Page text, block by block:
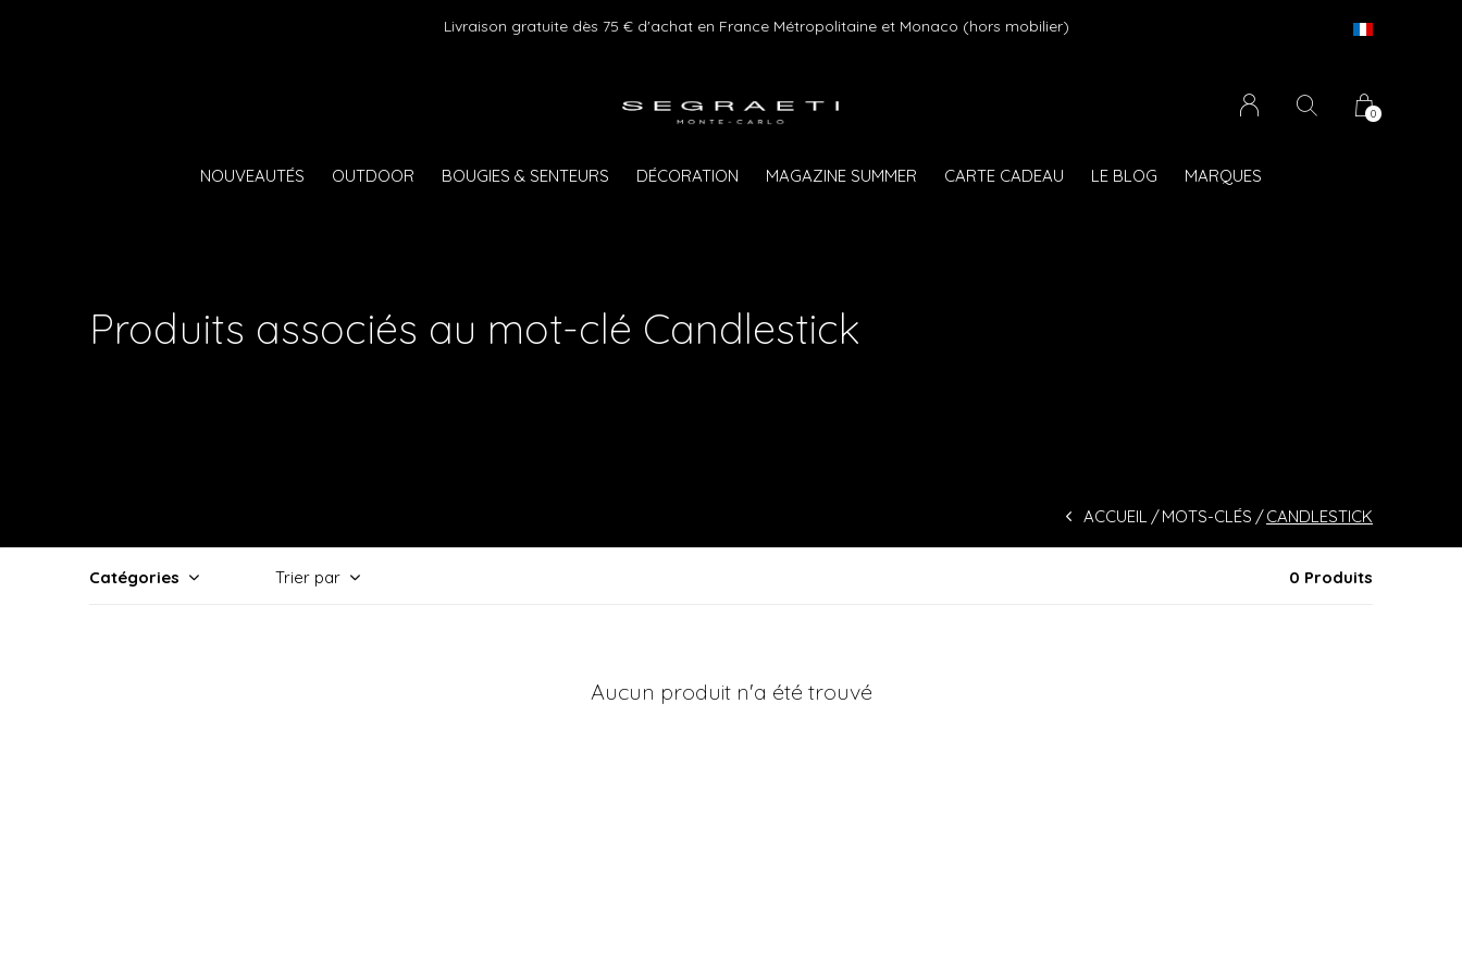
NOUVEAUTÉS OUTDOOR BOUGIES & SENTEURS DÉCORATION MAGAZINE SUMMER CARTE CADEAU LE BLOG MARQUES
0
Livraison gratuite dès 75 € d'achat en France Métropolitaine et Monaco (hors mobilier)
Produits associés au mot-clé Candlestick
ACCUEIL MOTS-CLÉS CANDLESTICK
Catégories Trier par 0 Produits
Aucun produit n'a été trouvé